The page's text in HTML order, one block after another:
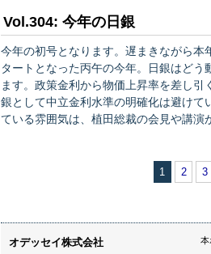
Vol.304: 今年の日銀
今年の初号となります。遅まきながら本年もよろしくお願
タートとなった丙午の今年。日銀はど
ます。政策金利から物価上昇率を差し
銀として中立金利水準の明確化は避けて
ている雰囲気は、植田総裁の会見や講演
1 2 3
オデッセイ株式会社 本